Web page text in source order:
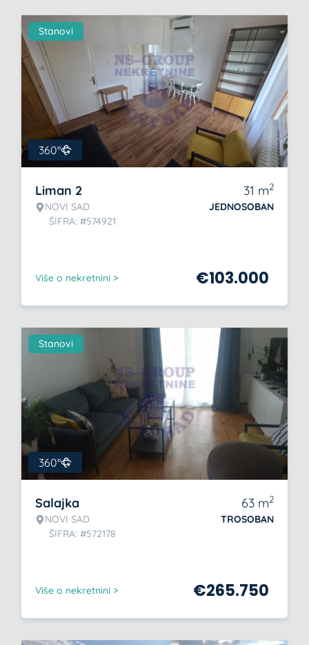
Stanovi
360°
Liman 2
NOVI SAD
ŠIFRA: #574921
31 m2
JEDNOSOBAN
Više o nekretnini > €103.000
Stanovi
360°
Salajka
NOVI SAD
ŠIFRA: #572178
63 m2
TROSOBAN
Više o nekretnini > €265.750